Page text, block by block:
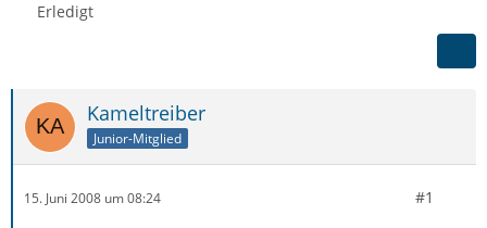
Erledigt
Kameltreiber
Junior-Mitglied
15. Juni 2008 um 08:24 #1